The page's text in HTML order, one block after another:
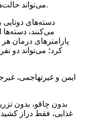
۱. می‌تواند حالت‌های مختلف تمرین عضلات را تنظیم کند.
می‌کنند، دسته‌ها
پارامترهای درمان
کرد؛ می‌تواند دو
غذایی، فقط دراز